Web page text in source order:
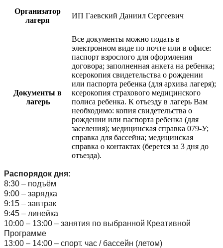
Организатор
лагеря
ИП Гаевский Даниил Сергеевич
Документы в
лагерь
Все документы можно подать в
электронном виде по почте или в офисе:
паспорт взрослого для оформления
договора; заполненная анкета на ребенка;
ксерокопия свидетельства о рождении
или паспорта ребенка (для архива лагеря);
ксерокопия страхового медицинского
полиса ребенка. К отъезду в лагерь Вам
необходимо: копия свидетельства о
рождении или паспорта ребенка (для
заселения); медицинская справка 079-У;
справка для бассейна; медицинская
справка о контактах (берется за 3 дня до
отъезда).
Распорядок дня:
8:30 – подъём
9:00 – зарядка
9:15 – завтрак
9:45 – линейка
10:00 – 13:00 – занятия по выбранной Креативной
Программе
13:00 – 14:00 – спорт. час / бассейн (летом)